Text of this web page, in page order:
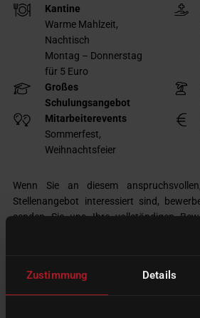
Zustimmung Details
Kantine
Warme Mahlzeit,
Nachtisch
Montag – Donnerstag
für 5 Euro
Großes
Schulungsangebot
Mitarbeiterevents
Sommerfest,
Weihnachtsfeier
Wenn Sie an diesem
Stellenangebot interessiert sind,
senden Sie uns Ihre vollständigen
Angabe Ihrer Gehaltsvorstellung und
imes-icore GmbH
Personalabteilung, z.H. Frau Tobergte